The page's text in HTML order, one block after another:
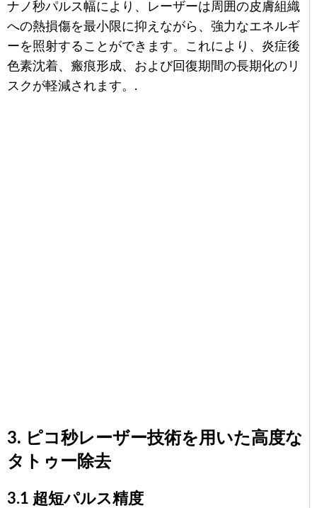
ナノ秒パルス幅により、レーザーは周囲の皮膚組織
への熱損傷を最小限に抑えながら、強力なエネルギ
ーを照射することができます。これにより、炎症後
色素沈着、瘢痕形成、および回復期間の長期化のリ
スクが軽減されます。.
3. ピコ秒レーザー技術を用いた高度な
タトゥー除去
3.1 超短パルス精度